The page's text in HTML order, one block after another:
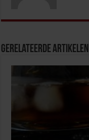
Gerelateerde Artikelen